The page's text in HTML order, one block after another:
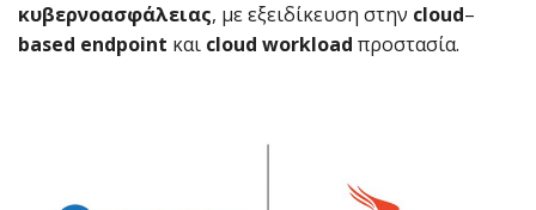
κυβερνοασφάλειας, με εξειδίκευση στην cloud–
based endpoint και cloud workload προστασία.